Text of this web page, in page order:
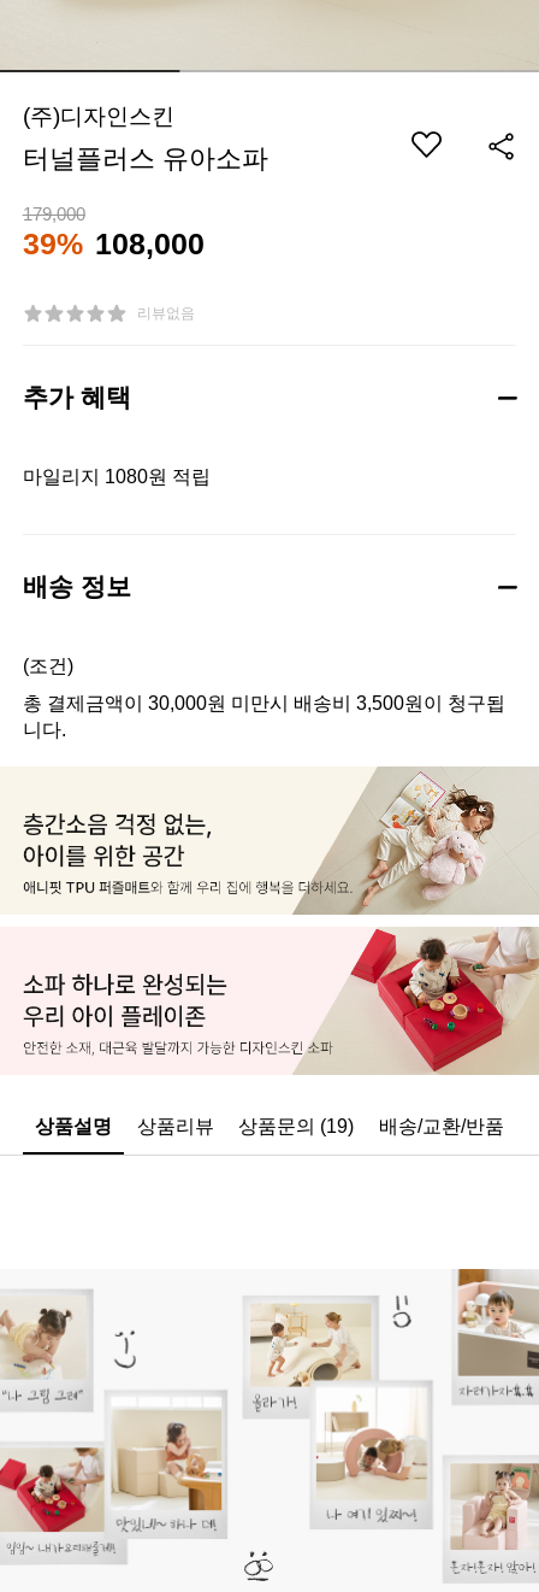
(주)디자인스킨
터널플러스 유아소파
179,000
39% 108,000
리뷰없음
추가 혜택
마일리지 1080원 적립
배송 정보
(조건)
총 결제금액이 30,000원 미만시 배송비 3,500원이 청구됩
니다.
상품설명 상품리뷰 상품문의 (19) 배송/교환/반품